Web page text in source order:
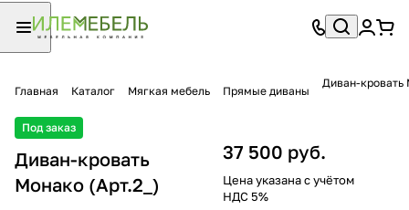
Главная Каталог Мягкая мебель Прямые диваны
Диван-кровать
Под заказ
Диван-кровать
Монако (Арт.2_)
37 500 руб.
Цена указана с учётом
НДС 5%